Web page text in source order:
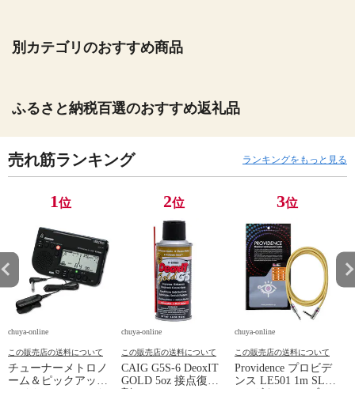
別カテゴリのおすすめ商品
ふるさと納税百選のおすすめ返礼品
売れ筋ランキング ランキングをもっと見る
1位
chuya-online
この販売店の送料について
チューナーメトロノ
ーム＆ピックアップ
2位
chuya-online
この販売店の送料について
CAIG G5S-6 DeoxIT
GOLD 5oz 接点復活
剤
3位
chuya-online
この販売店の送料について
Providence プロビデ
ンス LE501 1m SL
YL ギターケーブル